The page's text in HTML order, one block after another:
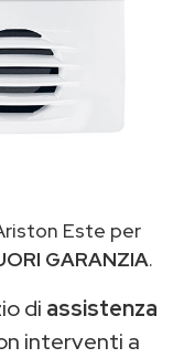
Este per
GARANZIA.
di assistenza
interventi a